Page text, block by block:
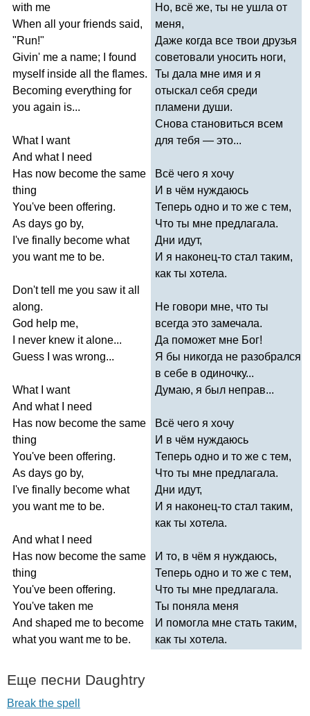
with me
When all your friends said,
"Run!"
Givin' me a name;
found
myself inside all the flames.
Becoming everything for
you again is...
What
want
And what
need
Has now become the same
thing
You've been offering.
As days go by,
I've finally become what
you want me to be.
Don't tell me you saw it all
along.
God help me,
never knew it alone...
Guess
was wrong...
What
want
And what
need
Has now become the same
thing
You've been offering.
As days go by,
I've finally become what
you want me to be.
And what
need
Has now become the same
thing
You've been offering.
You've taken me
And shaped me to become
what you want me to be.
Но, всё же, ты не ушла от
меня,
Даже когда все твои друзья
советовали уносить ноги,
Ты дала мне имя и я
отыскал себя среди
пламени души.
Снова становиться всем
для тебя — это...
Всё чего я хочу
И в чём нуждаюсь
Теперь одно и то же с тем,
Что ты мне предлагала.
Дни идут,
И я наконец-то стал таким,
как ты хотела.
Не говори мне, что ты
всегда это замечала.
Да поможет мне Бог!
Я бы никогда не разобрался
в себе в одиночку...
Думаю, я был неправ...
Всё чего я хочу
И в чём нуждаюсь
Теперь одно и то же с тем,
Что ты мне предлагала.
Дни идут,
И я наконец-то стал таким,
как ты хотела.
И то, в чём я нуждаюсь,
Теперь одно и то же с тем,
Что ты мне предлагала.
Ты поняла меня
И помогла мне стать таким,
как ты хотела.
Еще песни Daughtry
Break the spell